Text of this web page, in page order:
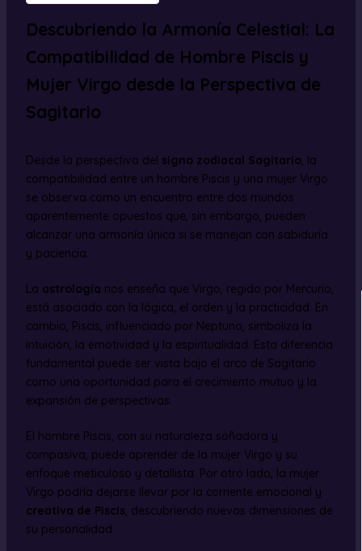
Descubriendo la Armonía Celestial: La
Compatibilidad de Hombre Piscis y
Mujer Virgo desde la Perspectiva de
Sagitario
Desde la perspectiva del signo zodiacal Sagitario, la
compatibilidad entre un hombre Piscis y una mujer Virgo
se observa como un encuentro entre dos mundos
aparentemente opuestos que, sin embargo, pueden
alcanzar una armonía única si se manejan con sabiduría
y paciencia.
La astrología nos enseña que Virgo, regido por Mercurio,
está asociado con la lógica, el orden y la practicidad. En
cambio, Piscis, influenciado por Neptuno, simboliza la
intuición, la emotividad y la espiritualidad. Esta diferencia
fundamental puede ser vista bajo el arco de Sagitario
como una oportunidad para el crecimiento mutuo y la
expansión de perspectivas.
El hombre Piscis, con su naturaleza soñadora y
compasiva, puede aprender de la mujer Virgo y su
enfoque meticuloso y detallista. Por otro lado, la mujer
Virgo podría dejarse llevar por la corriente emocional y
creativa de Piscis, descubriendo nuevas dimensiones de
su personalidad.